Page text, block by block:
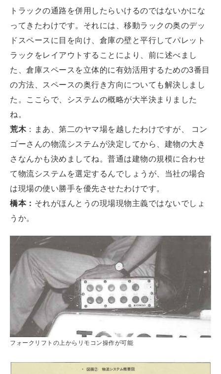
トラックの通路を併用したらいけるのではないかにな
ってきたわけです。それには、移動ラックの奥のデッ
ドスペースに目を向け、倉庫の壁と平行してパレット
ラックをレイアウトすることにより、前に述べまし
た、倉庫スペースを立体的に有効活用するための3番目
の方法、スペースの奥行き方向についても解決しまし
た。ここらで、システムの概略が大半決まりました
ね。
荒木：まあ、第二のヤマ場を越したわけですが、 コン
ゴーさんの物流システムが決定してから、建物の大き
さなんかも決めましてね。普通は建物の規模に合わせ
て物流システムを選定するんでしょうが、当社の場合
は現場の使い勝手を優先させたわけです。
橋本： それがほんとうの現場現物主義ではないでしょ
うか。
フォークリフトの上からリモコン操作が可能